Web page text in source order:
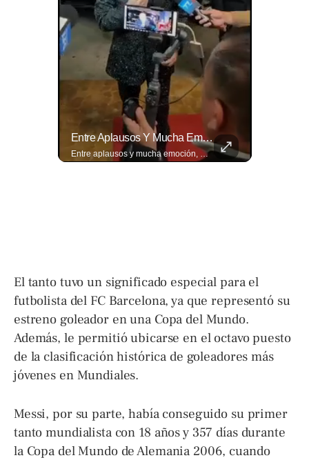
Entre Aplausos Y Mucha Emoción, Marito Rivera Llegó A La Celebración De Sus “55 Años De Gala”, Una Noche Especial Para Recordar Su Trayectoria Y...
Entre aplausos y mucha emoción, Marito Rivera llegó a la celebración de sus “55 años de Gala”, una noche especial para recordar su trayectoria y los éxitos que han marcado generaciones. Así fue el recibimiento del ícono de la música tropical salvadoreña. Lee más ➡️ eldiariodehoy.com
El tanto tuvo un significado especial para el
futbolista del FC Barcelona, ya que representó su
estreno goleador en una Copa del Mundo.
Además, le permitió ubicarse en el octavo puesto
de la clasificación histórica de goleadores más
jóvenes en Mundiales.
Messi, por su parte, había conseguido su primer
tanto mundialista con 18 años y 357 días durante
la Copa del Mundo de Alemania 2006, cuando